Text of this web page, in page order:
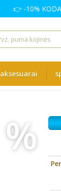
👉 -10%
aksesuarai
%